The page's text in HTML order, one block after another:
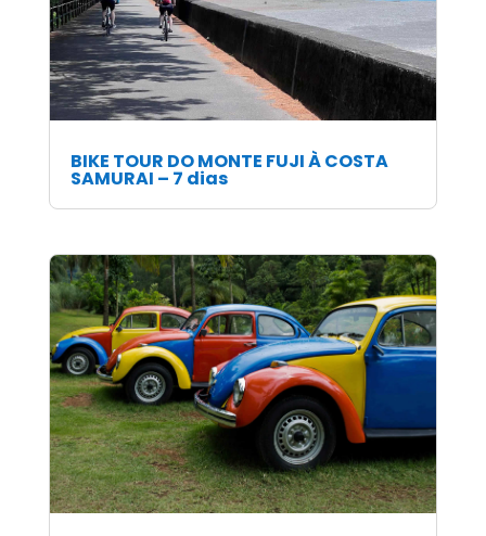
BIKE TOUR DO MONTE FUJI À COSTA
SAMURAI – 7 dias